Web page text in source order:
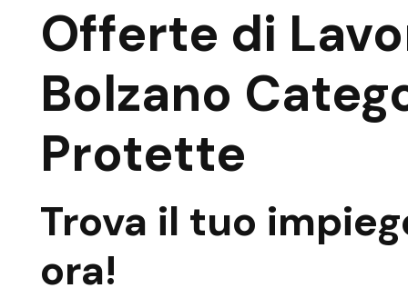
Offerte di
Bolzano
Protette
Trova il tuo
ora!